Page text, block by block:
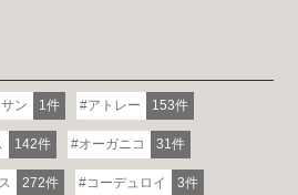
ン 1件 アトレー 153件
142件 オーガニコ 31件
272件 コーデュロイ 3件